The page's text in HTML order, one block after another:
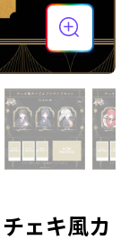
ェキ風カ